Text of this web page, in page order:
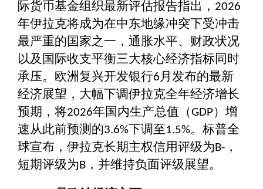
际货币基金组织最新评估报告指出， 2026
年伊拉克将成为在中东地缘冲突下受冲击
最严重的国家之一，通胀水平、财政状况
以及国际收支平衡三大核心经济指标同时
承压。欧洲复兴开发银行6月发布的最新
经济展望，大幅下调伊拉克全年经济增长
预期，将2026年国内生产总值（GDP）增
速从此前预测的3.6%下调至1.5%。标普全
球宣布，伊拉克长期主权信用评级为 B- ，
短期评级为 B ，并维持负面评级展望。